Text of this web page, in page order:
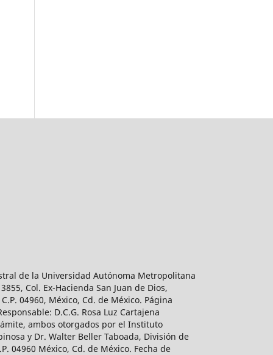
de la Universidad Autónoma Metropolitana
Col. Ex-Hacienda San Juan de Dios,
04960, México, Cd. de México. Página
D.C.G. Rosa Luz Cartajena
ambos otorgados por el Instituto
y Dr. Walter Beller Taboada, División de
04960 México, Cd. de México. Fecha de